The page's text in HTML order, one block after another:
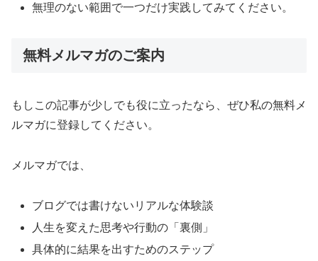
無理のない範囲で一つだけ実践してみてください。
無料メルマガのご案内
もしこの記事が少しでも役に立ったなら、ぜひ私の無料メ
ルマガに登録してください。
メルマガでは、
ブログでは書けないリアルな体験談
人生を変えた思考や行動の「裏側」
具体的に結果を出すためのステップ